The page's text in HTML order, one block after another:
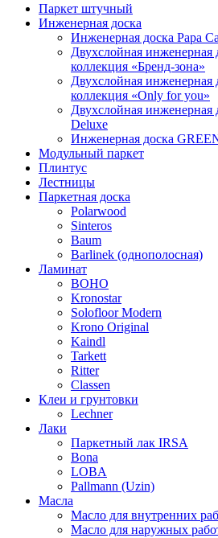
Паркет штучный
Инженерная доска
Инженерная доска Papa
Двухслойная инженерная
коллекция «Бренд-зона»
Двухслойная инженерная
коллекция «Only for you»
Двухслойная инженерная
Deluxe
Инженерная доска
Модульный паркет
Плинтус
Лестницы
Паркетная доска
Polarwood
Sinteros
Baum
Barlinek (однополосная)
Ламинат
BOHO
Kronostar
Solofloor Modern
Krono Original
Kaindl
Tarkett
Ritter
Classen
Клеи и грунтовки
Lechner
Лаки
Паркетный лак IRSA
Bona
LOBA
Pallmann (Uzin)
Масла
Масло для внутренних
Масло для наружных